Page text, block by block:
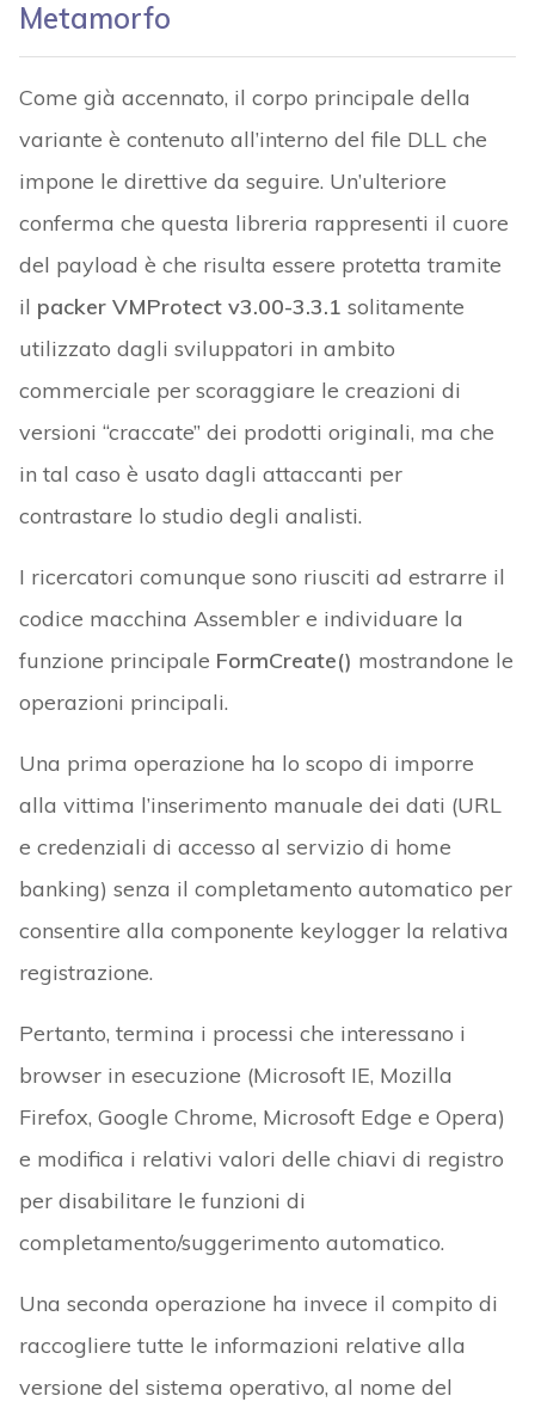
Metamorfo
Come già accennato, il corpo principale della
variante è contenuto all’interno del file DLL che
impone le direttive da seguire. Un’ulteriore
conferma che questa libreria rappresenti il cuore
del payload è che risulta essere protetta tramite
il packer VMProtect v3.00-3.3.1 solitamente
utilizzato dagli sviluppatori in ambito
commerciale per scoraggiare le creazioni di
versioni “craccate” dei prodotti originali, ma che
in tal caso è usato dagli attaccanti per
contrastare lo studio degli analisti.
I ricercatori comunque sono riusciti ad estrarre il
codice macchina Assembler e individuare la
funzione principale FormCreate() mostrandone le
operazioni principali.
Una prima operazione ha lo scopo di imporre
alla vittima l’inserimento manuale dei dati (URL
e credenziali di accesso al servizio di home
banking) senza il completamento automatico per
consentire alla componente keylogger la relativa
registrazione.
Pertanto, termina i processi che interessano i
browser in esecuzione (Microsoft IE, Mozilla
Firefox, Google Chrome, Microsoft Edge e Opera)
e modifica i relativi valori delle chiavi di registro
per disabilitare le funzioni di
completamento/suggerimento automatico.
Una seconda operazione ha invece il compito di
raccogliere tutte le informazioni relative alla
versione del sistema operativo, al nome del